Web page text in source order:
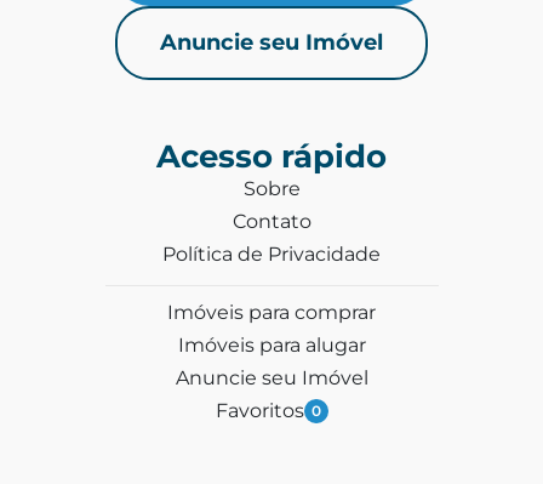
Anuncie seu Imóvel
Acesso rápido
Sobre
Contato
Política de Privacidade
Imóveis para comprar
Imóveis para alugar
Anuncie seu Imóvel
Favoritos 0